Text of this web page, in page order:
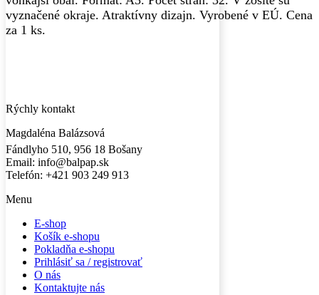
vyznačené okraje. Atraktívny dizajn. Vyrobené v EÚ. Cena
za 1 ks.
Rýchly kontakt
Magdaléna Balázsová
Fándlyho 510, 956 18 Bošany
Email: info@balpap.sk
Telefón: +421 903 249 913
Menu
E-shop
Košík e-shopu
Pokladňa e-shopu
Prihlásiť sa / registrovať
O nás
Kontaktujte nás